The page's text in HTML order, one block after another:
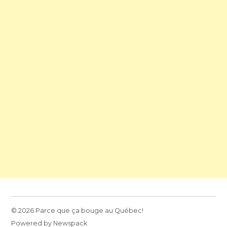
© 2026 Parce que ça bouge au Québec!
Powered by Newspack